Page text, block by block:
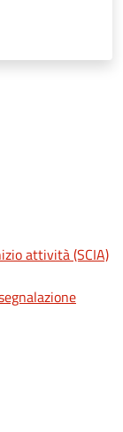
attività (SCIA)